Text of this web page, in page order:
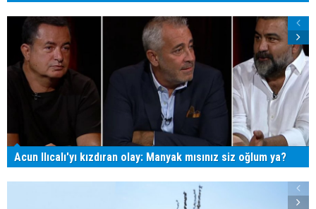
Acun Ilıcalı'yı kızdıran olay: Manyak mısınız siz oğlum ya?